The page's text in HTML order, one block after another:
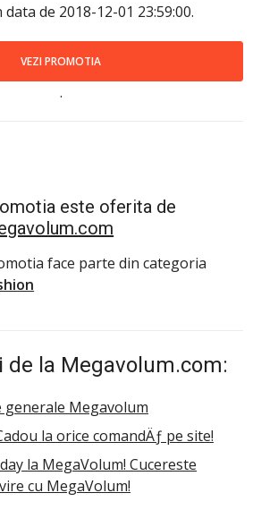
de 2018-12-01 23:59:00.
VEZI PROMOTIA
.
este oferita de
face parte din categoria
la Megavolum.com:
generale Megavolum
la orice comandÄƒ pe site!
la MegaVolum! Cucereste
cu MegaVolum!